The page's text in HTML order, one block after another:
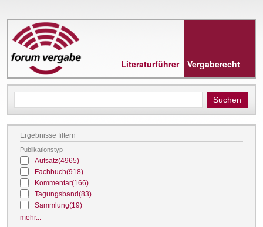
Literaturführer Vergaberecht
Ergebnisse filtern
Publikationstyp
Aufsatz(4965)
Fachbuch(918)
Kommentar(166)
Tagungsband(83)
Sammlung(19)
mehr...